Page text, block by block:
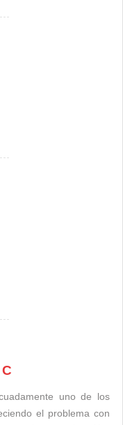
uno de los
el problema con